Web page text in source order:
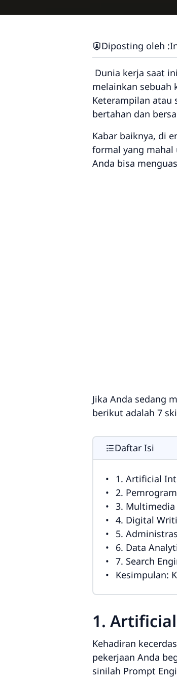
Diposting oleh :
Dunia kerja saat
melainkan sebuah
Keterampilan atau
bertahan dan
Kabar baiknya, di
formal yang
Anda bisa
Jika Anda sedang
berikut adalah 7
Daftar Isi
1. Artificial
2.
3. Multimedia
4. Digital
5.
6. Data
7. Search
Kesimpulan:
1.
Kehadiran
pekerjaan Anda
sinilah Prompt